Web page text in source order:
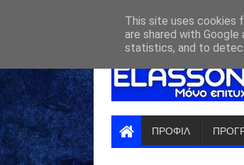
ΠΡΟΦΙΛ
This site uses cookies
are shared with
statistics, and to